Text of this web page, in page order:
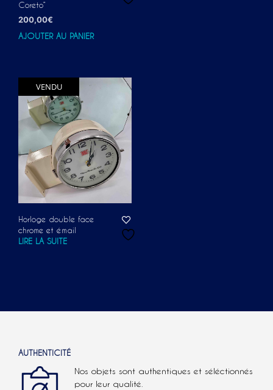
Coreto”
200,00€
AJOUTER AU PANIER
VENDU
Horloge double face
chrome et émail
LIRE LA SUITE
AUTHENTICITÉ
Nos objets sont authentiques et séléctionnés
pour leur qualité.